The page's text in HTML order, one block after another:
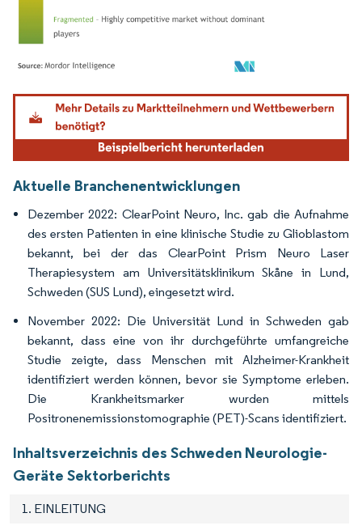
Bild © Mordor Intelligence. Wiederverwendung erfordert Namensnennung gemäß
Aktuelle Branchenentwicklungen
Dezember 2022: ClearPoint Neuro, Inc. gab die Aufnahme
des ersten Patienten in eine klinische Studie zu Glioblastom
bekannt, bei der das ClearPoint Prism Neuro Laser
Therapiesystem am Universitätsklinikum Skåne in Lund,
Schweden (SUS Lund), eingesetzt wird.
November 2022: Die Universität Lund in Schweden gab
bekannt, dass eine von ihr durchgeführte umfangreiche
Studie zeigte, dass Menschen mit Alzheimer-Krankheit
identifiziert werden können, bevor sie Symptome erleben.
Die Krankheitsmarker wurden mittels
Positronenemissionstomographie (PET)-Scans identifiziert.
Inhaltsverzeichnis des Schweden Neurologie-
Geräte Sektorberichts
1. EINLEITUNG